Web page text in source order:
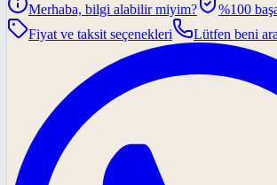
Merhaba, bilgi alabilir miyim?
%100
Fiyat ve taksit seçenekleri
Lütfen beni